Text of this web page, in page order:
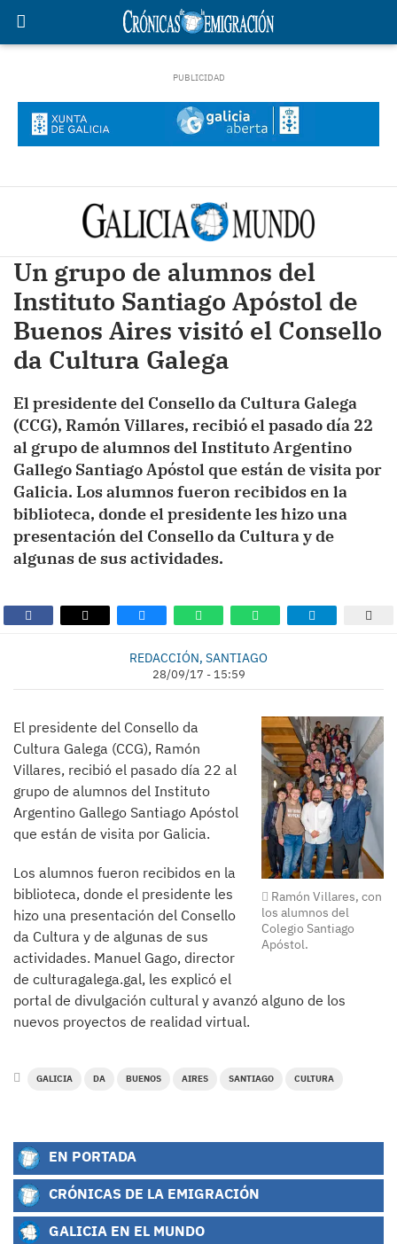
Un grupo de alumnos del
Instituto Santiago Apóstol de
Buenos Aires visitó el Consello
da Cultura Galega
El presidente del Consello da Cultura Galega
(CCG), Ramón Villares, recibió el pasado día 22
al grupo de alumnos del Instituto Argentino
Gallego Santiago Apóstol que están de visita por
Galicia. Los alumnos fueron recibidos en la
biblioteca, donde el presidente les hizo una
presentación del Consello da Cultura y de
algunas de sus actividades.
REDACCIÓN, SANTIAGO
28/09/17 - 15:59
Ramón Villares, con
los alumnos del
Colegio Santiago
Apóstol.
El presidente del Consello da
Cultura Galega (CCG), Ramón
Villares, recibió el pasado día 22 al
grupo de alumnos del Instituto
Argentino Gallego Santiago Apóstol
que están de visita por Galicia.
Los alumnos fueron recibidos en la
biblioteca, donde el presidente les
hizo una presentación del Consello
da Cultura y de algunas de sus
actividades. Manuel Gago, director
de culturagalega.gal, les explicó el
portal de divulgación cultural y avanzó alguno de los
nuevos proyectos de realidad virtual.
GALICIA DA BUENOS AIRES SANTIAGO CULTURA
EN PORTADA
CRÓNICAS DE LA EMIGRACIÓN
GALICIA EN EL MUNDO